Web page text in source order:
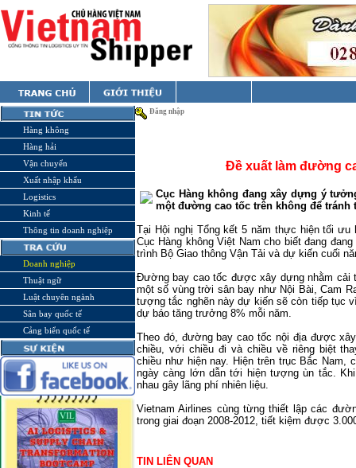
Hàng không
Hàng hải
Vận chuyển
Xuất nhập khẩu
Logistics
Kinh tế
Thông tin doanh nghiệp
Doanh nghiệp
Thuật ngữ
Luật chuyên ngành
Sân bay quốc tế
Cảng biển quốc tế
Đăng nhập
Đề xuất làm đường
Cục Hàng không đang xây dựng ý
một đường cao tốc trên không để tránh
Tại Hội nghị Tổng kết 5 năm thực hiện tối ưu
Cục Hàng không Việt Nam cho biết đang
trình Bộ Giao thông Vận Tải và dự kiến cuối
Đường bay cao tốc được xây dựng nhằm cải
một số vùng trời sân bay như Nội Bài, Cam
tượng tắc nghẽn này dự kiến sẽ còn tiếp tục
dự báo tăng trưởng 8% mỗi năm.
Theo đó, đường bay cao tốc nội địa được
chiều, với chiều đi và chiều về riêng biệt
chiều như hiện nay. Hiện trên trục Bắc Nam,
ngày càng lớn dẫn tới hiện tượng ùn tắc.
nhau gây lãng phí nhiên liệu.
Vietnam Airlines cùng từng thiết lập các
trong giai đoạn 2008-2012, tiết kiệm được
TIN LIÊN QUAN